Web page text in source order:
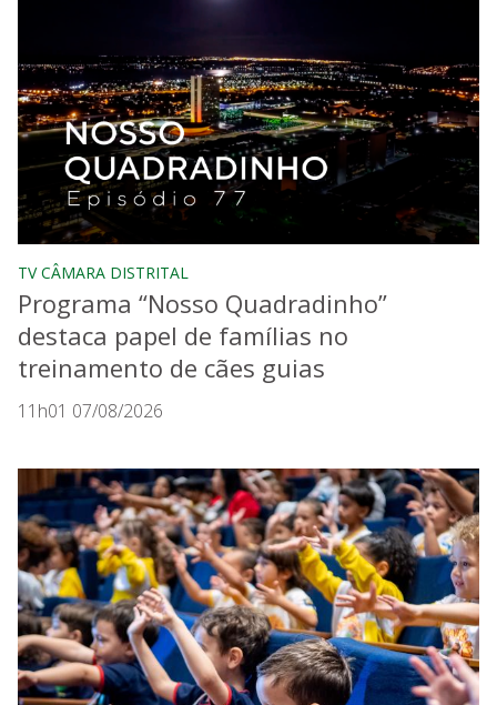
TV CÂMARA DISTRITAL
Programa “Nosso Quadradinho”
destaca papel de famílias no
treinamento de cães guias
11h01 07/08/2026